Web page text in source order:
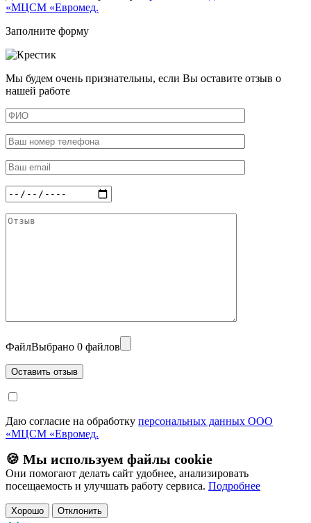
«МЦСМ «Евромед.
Заполните форму
Мы будем очень признательны, если Вы оставите отзыв о
нашей работе
ФайлВыбрано 0 файлов
Даю согласие на обработку персональных данных ООО
«МЦСМ «Евромед.
🍪 Мы используем файлы cookie
Они помогают делать сайт удобнее, анализировать
посещаемость и улучшать работу сервиса. Подробнее
Хорошо Отклонить